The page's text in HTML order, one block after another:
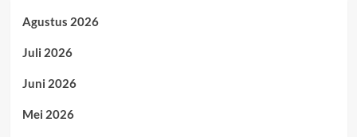
Agustus 2026
Juli 2026
Juni 2026
Mei 2026